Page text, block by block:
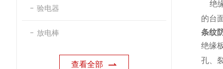
验电器
放电棒
查看全部
绝
的台
条纹
绝缘
孔、